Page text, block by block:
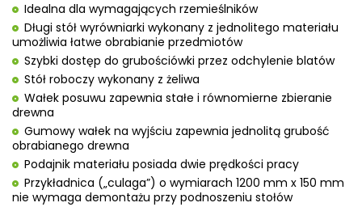
Idealna dla wymagających rzemieślników
Długi stół wyrówniarki wykonany z jednolitego materiału
umożliwia łatwe obrabianie przedmiotów
Szybki dostęp do grubościówki przez odchylenie blatów
Stół roboczy wykonany z żeliwa
Wałek posuwu zapewnia stałe i równomierne zbieranie
drewna
Gumowy wałek na wyjściu zapewnia jednolitą grubość
obrabianego drewna
Podajnik materiału posiada dwie prędkości pracy
Przykładnica („culaga”) o wymiarach 1200 mm x 150 mm
nie wymaga demontażu przy podnoszeniu stołów